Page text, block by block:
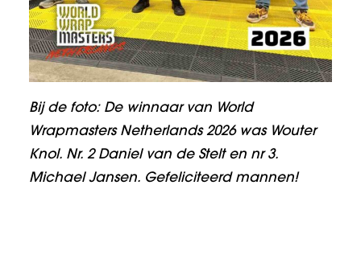
Bij de foto: De winnaar van World
Wrapmasters Netherlands 2026 was Wouter
Knol. Nr. 2 Daniel van de Stelt en nr 3.
Michael Jansen. Gefeliciteerd mannen!